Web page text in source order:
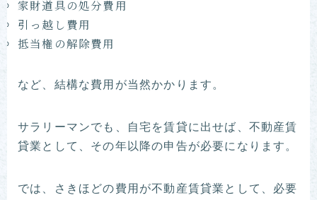
家財道具の処分費用
引っ越し費用
抵当権の解除費用
など、結構な費用が当然かかります。
サラリーマンでも、自宅を賃貸に出せば、不動産賃
貸業として、その年以降の申告が必要になります。
では、さきほどの費用が不動産賃貸業として、必要